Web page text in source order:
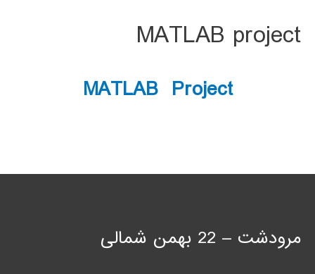
MATLAB project
MATLAB Project
مرودشت – 22 بهمن شمالی